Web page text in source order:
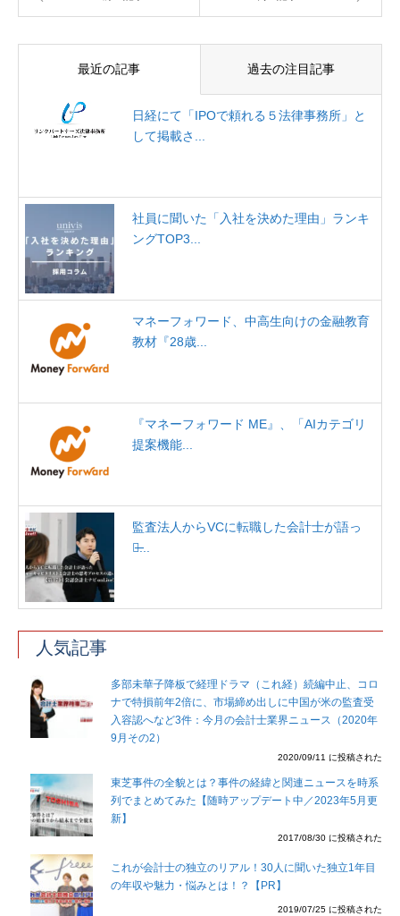
最近の記事 過去の注目記事
日経にて「IPOで頼れる５法律事務所」と
して掲載さ...
社員に聞いた「入社を決めた理由」ランキ
ングTOP3...
マネーフォワード、中高生向けの金融教育
教材『28歳...
『マネーフォワード ME』、「AIカテゴリ
提案機能...
監査法人からVCに転職した会計士が語っ
た̶...
人気記事
多部未華子降板で経理ドラマ（これ経）続編中止、コロ
ナで特損前年2倍に、市場締め出しに中国が米の監査受
入容認へなど3件：今月の会計士業界ニュース（2020年
9月その2）
2020/09/11 に投稿された
東芝事件の全貌とは？事件の経緯と関連ニュースを時系
列でまとめてみた【随時アップデート中／2023年5月更
新】
2017/08/30 に投稿された
これが会計士の独立のリアル！30人に聞いた独立1年目
の年収や魅力・悩みとは！？【PR】
2019/07/25 に投稿された